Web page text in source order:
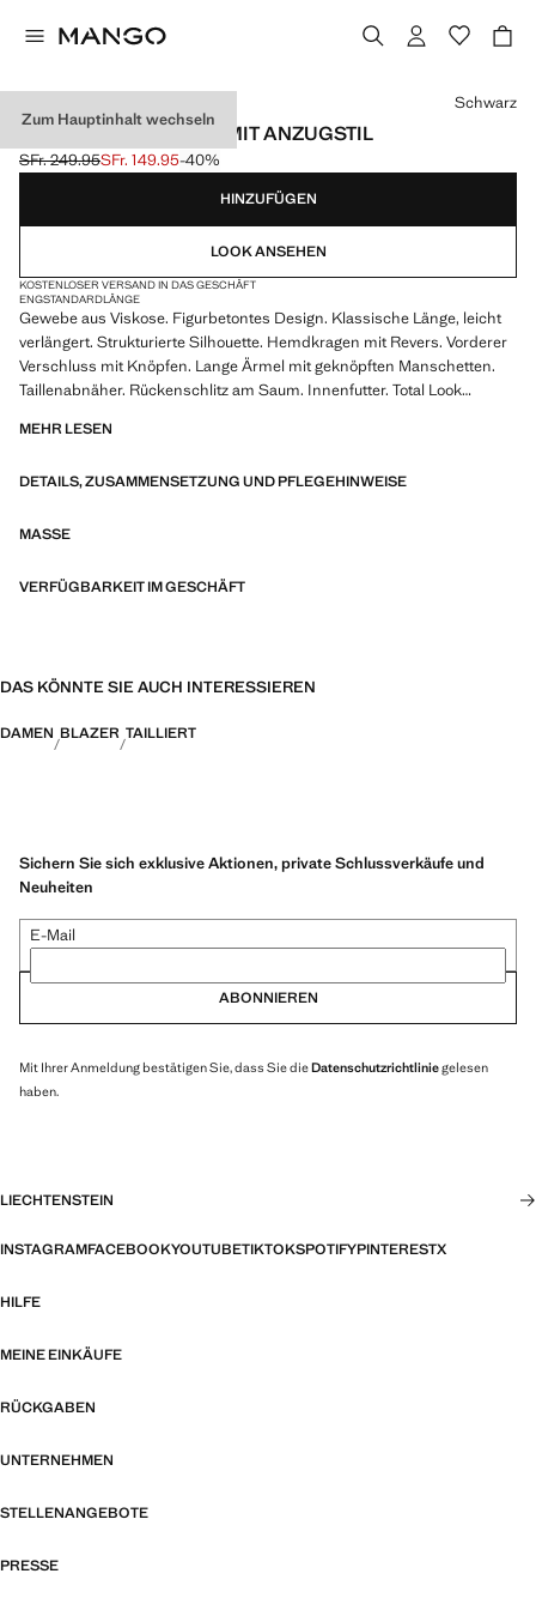
Zum Hauptinhalt wechseln
TAILLIERTER BLAZER MIT ANZUGSTIL
Ausgangspreis durchgestrichen [SFr. 249.95 ]
SFr. 249.95
Aktueller Preis [SFr. 149.95 ]
SFr. 149.95-40%
Wählen Sie eine Farbe
Schwarz
HINZUFÜGEN
LOOK ANSEHEN
KOSTENLOSER VERSAND IN DAS GESCHÄFT
ENGSTANDARDLÄNGE
Gewebe aus Viskose. Figurbetontes Design. Klassische Länge, leicht
verlängert. Strukturierte Silhouette. Hemdkragen mit Revers. Vorderer
Verschluss mit Knöpfen. Lange Ärmel mit geknöpften Manschetten.
Taillenabnäher. Rückenschlitz am Saum. Innenfutter. Total Look
Wir arbeiten mit einer der ausdrucksstärksten amerikanischen
kraftvoller Energie zu gestalten, in der Funktionalität und Ästhetik in
Silhouetten, bei denen Layering und ein konzeptioneller Ansatz im
Ausdruckskraft sowohl im urbanen Alltag als auch bei besonderen
MEHR LESEN
DETAILS, ZUSAMMENSETZUNG UND PFLEGEHINWEISE
MASSE
VERFÜGBARKEIT IM GESCHÄFT
DAS KÖNNTE SIE AUCH INTERESSIEREN
DAMEN BLAZER TAILLIERT
Sichern Sie sich exklusive Aktionen, private Schlussverkäufe und
Neuheiten
E-Mail
ABONNIEREN
Mit Ihrer Anmeldung bestätigen Sie, dass Sie dieDatenschutzrichtliniegelesen
haben.
LIECHTENSTEIN
INSTAGRAMFACEBOOKYOUTUBETIKTOKSPOTIFYPINTERESTX
HILFE
MEINE EINKÄUFE
RÜCKGABEN
UNTERNEHMEN
STELLENANGEBOTE
PRESSE